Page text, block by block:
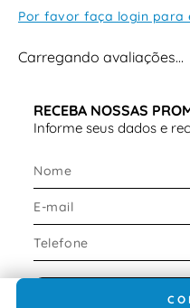
Por favor faça login para
Carregando avaliações…
RECEBA NOSSAS
Informe seus dados e